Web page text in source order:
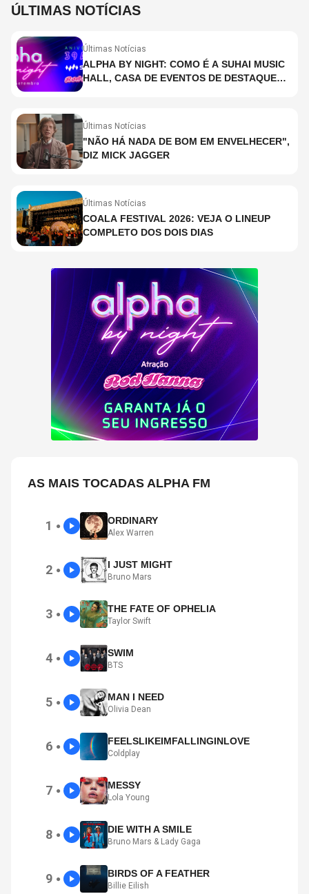
ÚLTIMAS NOTÍCIAS
Últimas Notícias
ALPHA BY NIGHT: COMO É A SUHAI MUSIC
HALL, CASA DE EVENTOS DE DESTAQUE
Últimas Notícias
"NÃO HÁ NADA DE BOM EM ENVELHECER",
DIZ MICK JAGGER
Últimas Notícias
COALA FESTIVAL 2026: VEJA O LINEUP
COMPLETO DOS DOIS DIAS
AS MAIS TOCADAS ALPHA FM
1 ● ORDINARY
Alex Warren
2 ● I JUST MIGHT
Bruno Mars
3 ● THE FATE OF OPHELIA
Taylor Swift
4 ● SWIM
BTS
5 ● MAN I NEED
Olivia Dean
6 ● FEELSLIKEIMFALLINGINLOVE
Coldplay
7 ● MESSY
Lola Young
8 ● DIE WITH A SMILE
Bruno Mars & Lady Gaga
9 ● BIRDS OF A FEATHER
Billie Eilish